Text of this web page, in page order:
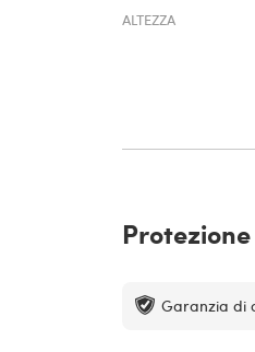
ALTEZZA
Garanzia di